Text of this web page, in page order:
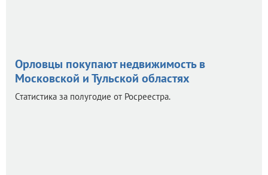
Орловцы покупают недвижимость в
Московской и Тульской областях
Статистика за полугодие от Росреестра.